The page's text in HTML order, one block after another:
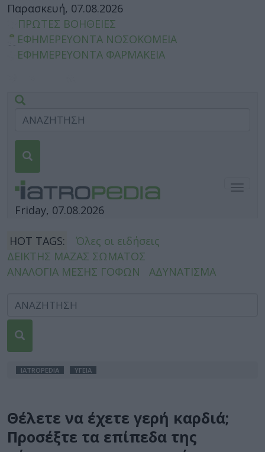
Παρασκευή, 07.08.2026
ΠΡΩΤΕΣ ΒΟΗΘΕΙΕΣ
ΕΦΗΜΕΡΕΥΟΝΤΑ ΝΟΣΟΚΟΜΕΙΑ
ΕΦΗΜΕΡΕΥΟΝΤΑ ΦΑΡΜΑΚΕΙΑ
Friday, 07.08.2026
HOT TAGS:
Όλες οι ειδήσεις
ΔΕΙΚΤΗΣ ΜΑΖΑΣ ΣΩΜΑΤΟΣ
ΑΝΑΛΟΓΙΑ ΜΕΣΗΣ ΓΟΦΩΝ
ΑΔΥΝΑΤΙΣΜΑ
IATROPEDIA ΥΓΕΙΑ
Θέλετε να έχετε γερή καρδιά;
Προσέξτε τα επίπεδα της